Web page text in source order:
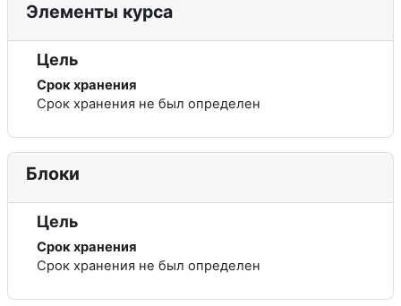
Элементы курса
Цель
Срок хранения
Срок хранения не был определен
Блоки
Цель
Срок хранения
Срок хранения не был определен